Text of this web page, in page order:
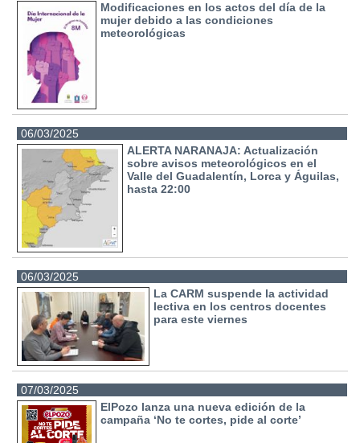
Modificaciones en los actos del día de la
mujer debido a las condiciones
meteorológicas
06/03/2025
ALERTA NARANAJA: Actualización
sobre avisos meteorológicos en el
Valle del Guadalentín, Lorca y Águilas,
hasta 22:00
06/03/2025
La CARM suspende la actividad
lectiva en los centros docentes
para este viernes
07/03/2025
ElPozo lanza una nueva edición de la
campaña ‘No te cortes, pide al corte’